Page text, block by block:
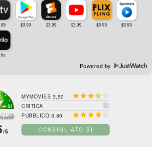
Powered by
/5
MYMOVIES 3,50  
CRITICA 
PUBBLICO 3,80  
CONSIGLIATO SÌ